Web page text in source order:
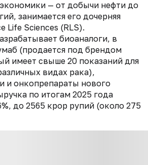
— от добычи нефти до
занимается его дочерняя
Life Sciences (RLS).
биоаналоги, в
(продается под брендом
имеет свыше 20 показаний для
видах рака),
и онкопрепараты нового
по итогам 2025 года
до 2565 крор рупий (около 275